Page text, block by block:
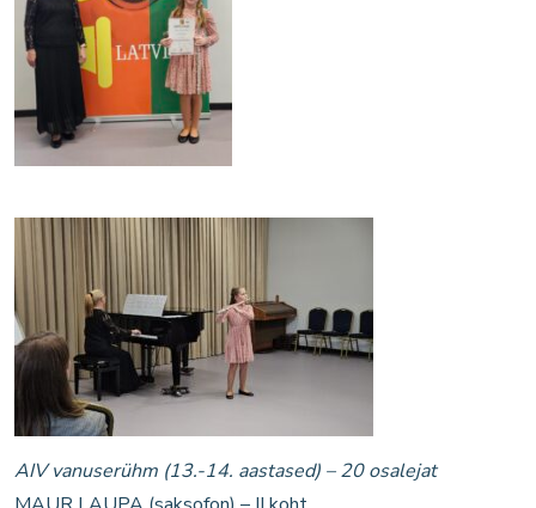
AIV vanuserühm (13.-14. aastased) – 20 osalejat